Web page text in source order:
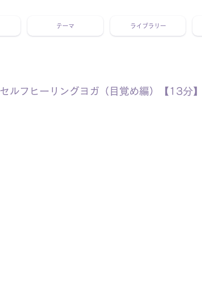
テーマ ライブラリー
セルフヒーリングヨガ（目覚め編）【13分】